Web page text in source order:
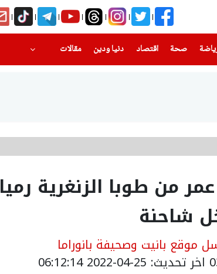
(current) صحة(current) اقتصاد دنيا ودين
(current) مقالات
من طوبا الزنغرية رميا
شاحنة
موقع بانيت وصحيفة بانوراما
اخر تحديث: 25-04-2022 06:12:14